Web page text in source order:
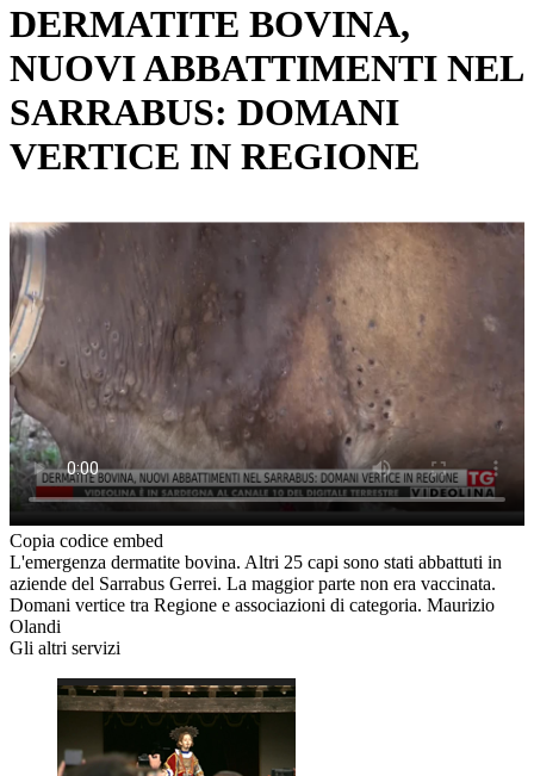
DERMATITE BOVINA,
NUOVI ABBATTIMENTI NEL
SARRABUS: DOMANI
VERTICE IN REGIONE
Copia codice embed
L'emergenza dermatite bovina. Altri 25 capi sono stati abbattuti in
aziende del Sarrabus Gerrei. La maggior parte non era vaccinata.
Domani vertice tra Regione e associazioni di categoria. Maurizio
Olandi
Gli altri servizi